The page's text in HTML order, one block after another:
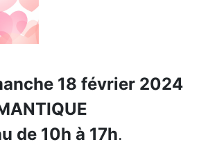
18 février 2024
de 10h à 17h.